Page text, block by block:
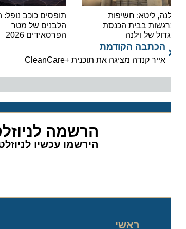
ליטא: חשיפות
בבית הכנסת
של וילנה
תופסים כוכב נופל:
הלבנים של מטר
הפרסאידים 2026
הכתבה הקודמת
אייר קנדה מציגה את תוכנית +CleanCare
הרשמה
הירשמו עכשיו
ראשי